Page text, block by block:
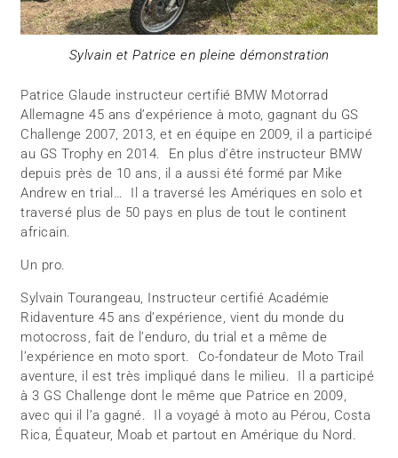
Sylvain et Patrice en pleine démonstration
Patrice Glaude instructeur certifié BMW Motorrad
Allemagne 45 ans d’expérience à moto, gagnant du GS
Challenge 2007, 2013, et en équipe en 2009, il a participé
au GS Trophy en 2014. En plus d’être instructeur BMW
depuis près de 10 ans, il a aussi été formé par Mike
Andrew en trial… Il a traversé les Amériques en solo et
traversé plus de 50 pays en plus de tout le continent
africain.
Un pro.
Sylvain Tourangeau, Instructeur certifié Académie
Ridaventure 45 ans d’expérience, vient du monde du
motocross, fait de l’enduro, du trial et a même de
l’expérience en moto sport. Co-fondateur de Moto Trail
aventure, il est très impliqué dans le milieu. Il a participé
à 3 GS Challenge dont le même que Patrice en 2009,
avec qui il l’a gagné. Il a voyagé à moto au Pérou, Costa
Rica, Équateur, Moab et partout en Amérique du Nord.